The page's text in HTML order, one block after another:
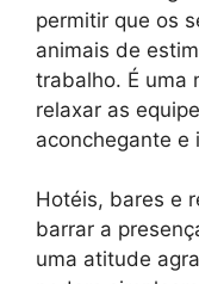
permitir que os
animais de
trabalho. É uma
relaxar as
aconchegante e
Hotéis, bares e
barrar a
uma atitude